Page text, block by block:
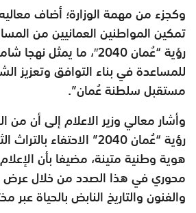
وكجزء من مهمة الوزارة؛ أضاف
تمكين المواطنين العمانيين من
رؤية “عُمان 2040″، ما يمثل
للمساعدة في بناء التوافق وتعزيز
مستقبل سلطنة عُمان”.
وأشار معالي وزير الاعلام إلى أن من
رؤية “عُمان 2040” الاحتفاء
هوية وطنية متينة، مضيفا بأن
محوري في هذا الصدد من خلال عرض
والفنون والتاريخ النابض بالحياة